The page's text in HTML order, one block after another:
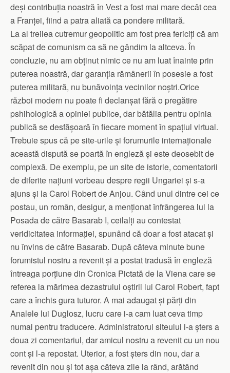
deși contribuția noastră în Vest a fost mai mare decât cea
a Franței, fiind a patra aliată ca pondere militară.
La al treilea cutremur geopolitic am fost prea fericiți că am
scăpat de comunism ca să ne gândim la altceva. În
concluzie, nu am obținut nimic ce nu am luat înainte prin
puterea noastră, dar garanția rămânerii în posesie a fost
puterea militară, nu bunăvoința vecinilor noștri.Orice
război modern nu poate fi declanșat fără o pregătire
pshihologică a opiniei publice, dar bătălia pentru opinia
publică se desfășoară în fiecare moment în spațiul virtual.
Trebuie spus că pe site-urile și forumurile internaționale
această dispută se poartă în engleză și este deosebit de
complexă. De exemplu, pe un site de istorie, comentatorii
de diferite națiuni vorbeau despre regii Ungariei și s-a
ajuns și la Carol Robert de Anjou. Când unul dintre cei ce
postau, un român, desigur, a menționat înfrângerea lui la
Posada de către Basarab I, ceilalți au contestat
veridicitatea informației, spunând că doar a fost atacat și
nu învins de către Basarab. După câteva minute bune
forumistul nostru a revenit și a postat tradusă în engleză
întreaga porțiune din Cronica Pictată de la Viena care se
referea la mărimea dezastrului oștirii lui Carol Robert, fapt
care a închis gura tuturor. A mai adaugat și părți din
Analele lui Duglosz, lucru care i-a cam luat ceva timp
numai pentru traducere. Administratorul siteului i-a șters a
doua zi comentariul, dar amicul nostru a revenit cu un nou
cont și l-a repostat. Uterior, a fost șters din nou, dar a
revenit din nou și tot așa câteva zile la rând, arătând